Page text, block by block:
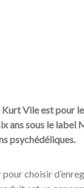
Vile est pour
ans sous le
psychédéliques.
pour choisir